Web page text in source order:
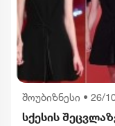
შოუბიზნესი • 26/
სქესის